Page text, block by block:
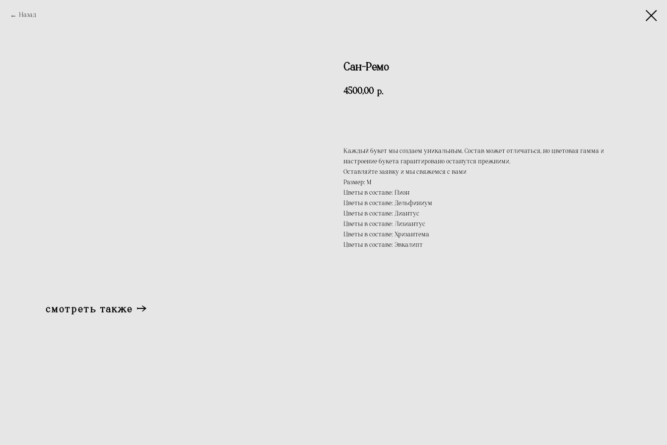
Назад
Сан-Ремо
4500,00 р.
Каждый букет мы создаем уникальным. Состав может отличаться, но цветовая гамма и
настроение букета гарантировано останутся прежними.
Оставляйте заявку и мы свяжемся с вами
Размер: M
Цветы в составе: Пион
Цветы в составе: Дельфиниум
Цветы в составе: Диантус
Цветы в составе: Лизиантус
Цветы в составе: Хризантема
Цветы в составе: Эвкалипт
смотреть также →